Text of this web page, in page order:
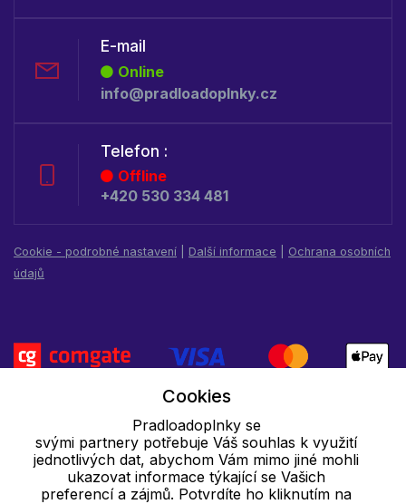
E-mail
Online
info@pradloadoplnky.cz
Telefon :
Offline
+420 530 334 481
Cookie - podrobné nastavení Další informace
Ochrana osobních
údajů
Cookies
Pradloadoplnky se
svými partnery potřebuje Váš souhlas k využití
jednotlivých dat, abychom Vám mimo jiné mohli
ukazovat informace týkající se Vašich
preferencí a zájmů. Potvrdíte ho kliknutím na